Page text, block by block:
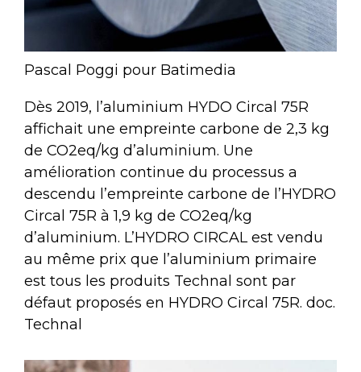
Pascal Poggi pour Batimedia
Dès 2019, l’aluminium HYDO Circal 75R
affichait une empreinte carbone de 2,3 kg
de CO2eq/kg d’aluminium. Une
amélioration continue du processus a
descendu l’empreinte carbone de l’HYDRO
Circal 75R à 1,9 kg de CO2eq/kg
d’aluminium. L’HYDRO CIRCAL est vendu
au même prix que l’aluminium primaire
est tous les produits Technal sont par
défaut proposés en HYDRO Circal 75R. doc.
Technal